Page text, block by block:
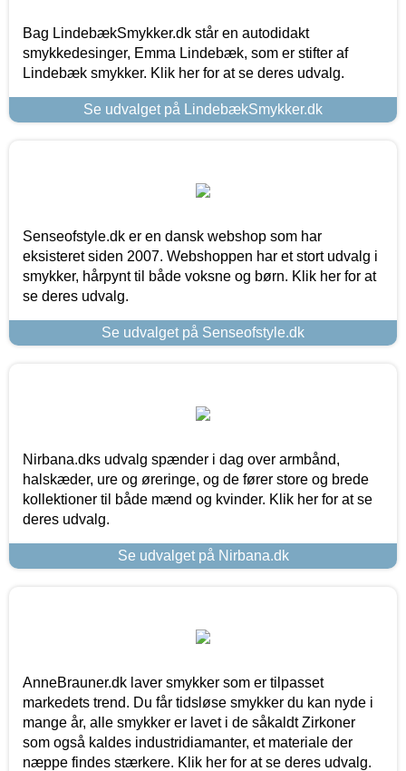
Bag LindebækSmykker.dk står en autodidakt
smykkedesinger, Emma Lindebæk, som er stifter af
Lindebæk smykker. Klik her for at se deres udvalg.
Se udvalget på LindebækSmykker.dk
Senseofstyle.dk er en dansk webshop som har
eksisteret siden 2007. Webshoppen har et stort udvalg i
smykker, hårpynt til både voksne og børn. Klik her for at
se deres udvalg.
Se udvalget på Senseofstyle.dk
Nirbana.dks udvalg spænder i dag over armbånd,
halskæder, ure og øreringe, og de fører store og brede
kollektioner til både mænd og kvinder. Klik her for at se
deres udvalg.
Se udvalget på Nirbana.dk
AnneBrauner.dk laver smykker som er tilpasset
markedets trend. Du får tidsløse smykker du kan nyde i
mange år, alle smykker er lavet i de såkaldt Zirkoner
som også kaldes industridiamanter, et materiale der
næppe findes stærkere. Klik her for at se deres udvalg.